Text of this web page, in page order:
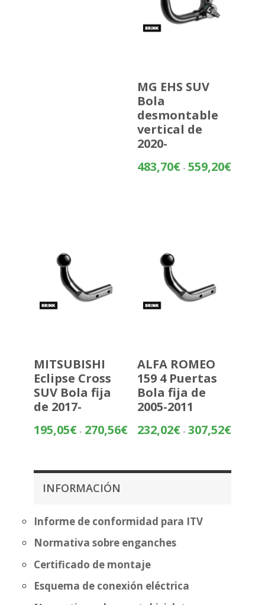
MG EHS SUV
Bola
desmontable
vertical de
2020-
483,70€ - 559,20€Rango
MITSUBISHI
Eclipse Cross
SUV Bola fija
de 2017-
195,05€ - 270,56€Rango
ALFA ROMEO
159 4 Puertas
Bola fija de
2005-2011
232,02€ - 307,52€Rango
INFORMACIÓN
Informe de conformidad para ITV
Normativa sobre enganches
Certificado de montaje
Esquema de conexión eléctrica